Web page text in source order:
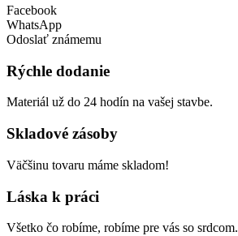
Facebook
WhatsApp
Odoslať známemu
Rýchle dodanie
Materiál už do 24 hodín na vašej stavbe.
Skladové zásoby
Väčšinu tovaru máme skladom!
Láska k práci
Všetko čo robíme, robíme pre vás so srdcom.